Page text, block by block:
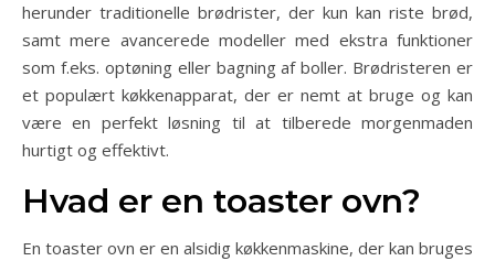
herunder traditionelle brødrister, der kun kan riste brød,
samt mere avancerede modeller med ekstra funktioner
som f.eks. optøning eller bagning af boller. Brødristeren er
et populært køkkenapparat, der er nemt at bruge og kan
være en perfekt løsning til at tilberede morgenmaden
hurtigt og effektivt.
Hvad er en toaster ovn?
En toaster ovn er en alsidig køkkenmaskine, der kan bruges